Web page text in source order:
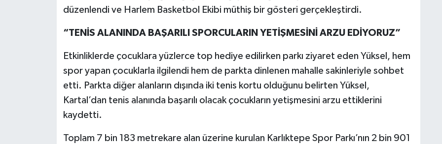
düzenlendi ve Harlem Basketbol Ekibi müthiş bir gösteri gerçekleştirdi.
“TENİS ALANINDA BAŞARILI SPORCULARIN YETİŞMESİNİ ARZU EDİYORUZ”
Etkinliklerde çocuklara yüzlerce top hediye edilirken parkı ziyaret eden Yüksel, hem
spor yapan çocuklarla ilgilendi hem de parkta dinlenen mahalle sakinleriyle sohbet
etti. Parkta diğer alanların dışında iki tenis kortu olduğunu belirten Yüksel,
Kartal’dan tenis alanında başarılı olacak çocukların yetişmesini arzu ettiklerini
kaydetti.
Toplam 7 bin 183 metrekare alan üzerine kurulan Karlıktepe Spor Parkı’nın 2 bin 901